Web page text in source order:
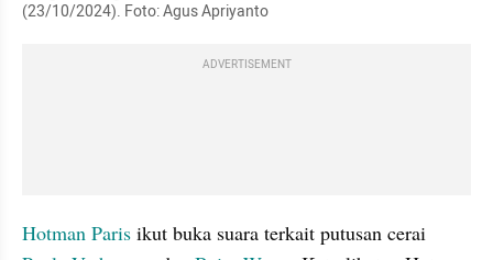
(23/10/2024). Foto: Agus Apriyanto
ADVERTISEMENT
Hotman Paris